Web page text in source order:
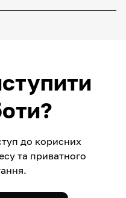
до корисних
та приватного